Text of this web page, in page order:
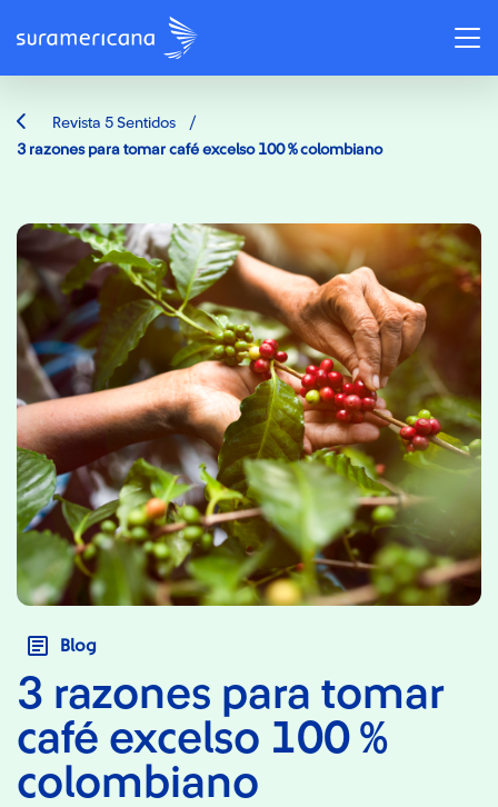
Revista 5 Sentidos /
3 razones para tomar café excelso 100 % colombiano
Blog
3 razones para tomar
café excelso 100 %
colombiano